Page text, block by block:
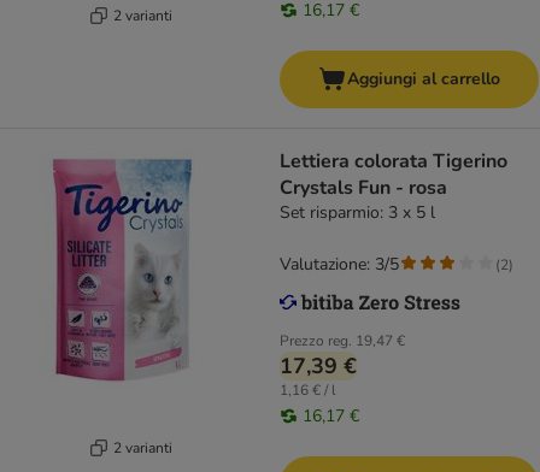
2 varianti 16,17 €
Aggiungi al carrello
2 varianti
Lettiera colorata Tigerino
Crystals Fun - rosa
Set risparmio: 3 x 5 l
Prezzo reg. 19,47 €
17,39 €
1,16 € / l
16,17 €
Valutazione: 3/5 (2)